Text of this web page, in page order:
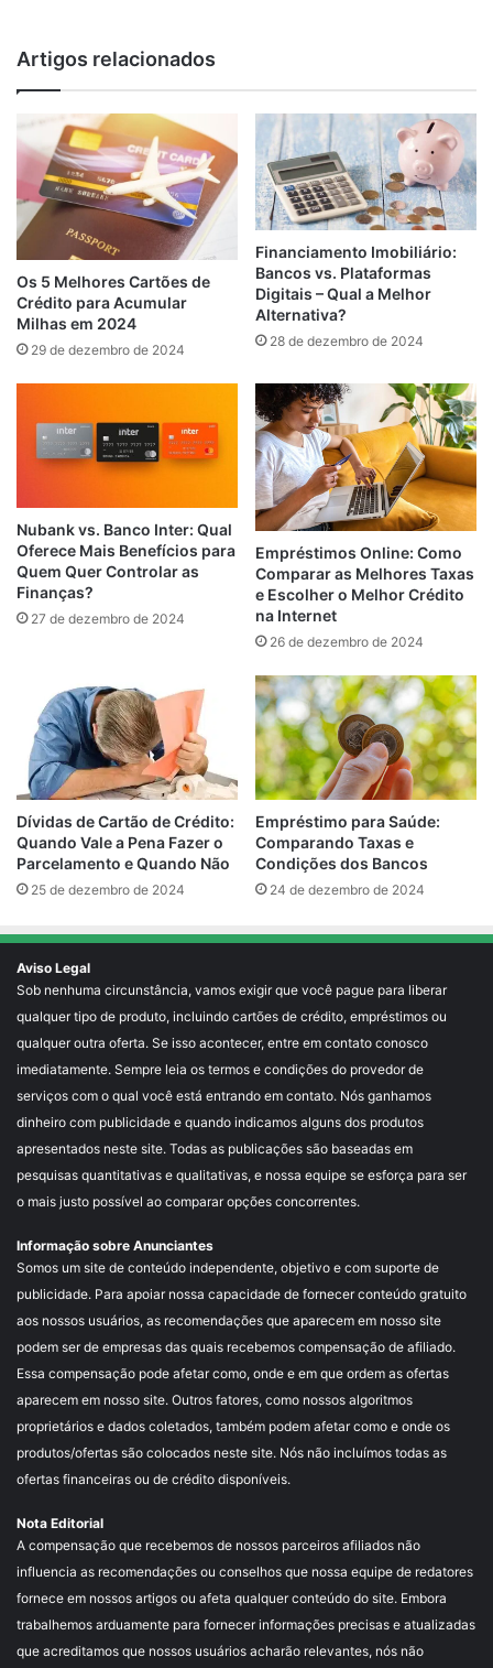
Artigos relacionados
Os 5 Melhores Cartões de
Crédito para Acumular
Milhas em 2024
29 de dezembro de 2024
Financiamento Imobiliário:
Bancos vs. Plataformas
Digitais – Qual a Melhor
Alternativa?
28 de dezembro de 2024
Nubank vs. Banco Inter: Qual
Oferece Mais Benefícios para
Quem Quer Controlar as
Finanças?
27 de dezembro de 2024
Empréstimos Online: Como
Comparar as Melhores Taxas
e Escolher o Melhor Crédito
na Internet
26 de dezembro de 2024
Dívidas de Cartão de Crédito:
Quando Vale a Pena Fazer o
Parcelamento e Quando Não
25 de dezembro de 2024
Empréstimo para Saúde:
Comparando Taxas e
Condições dos Bancos
24 de dezembro de 2024
Aviso Legal
Sob nenhuma circunstância, vamos exigir que você pague para liberar
qualquer tipo de produto, incluindo cartões de crédito, empréstimos ou
qualquer outra oferta. Se isso acontecer, entre em contato conosco
imediatamente. Sempre leia os termos e condições do provedor de
serviços com o qual você está entrando em contato. Nós ganhamos
dinheiro com publicidade e quando indicamos alguns dos produtos
apresentados neste site. Todas as publicações são baseadas em
pesquisas quantitativas e qualitativas, e nossa equipe se esforça para ser
o mais justo possível ao comparar opções concorrentes.
Informação sobre Anunciantes
Somos um site de conteúdo independente, objetivo e com suporte de
publicidade. Para apoiar nossa capacidade de fornecer conteúdo gratuito
aos nossos usuários, as recomendações que aparecem em nosso site
podem ser de empresas das quais recebemos compensação de afiliado.
Essa compensação pode afetar como, onde e em que ordem as ofertas
aparecem em nosso site. Outros fatores, como nossos algoritmos
proprietários e dados coletados, também podem afetar como e onde os
produtos/ofertas são colocados neste site. Nós não incluímos todas as
ofertas financeiras ou de crédito disponíveis.
Nota Editorial
A compensação que recebemos de nossos parceiros afiliados não
influencia as recomendações ou conselhos que nossa equipe de redatores
fornece em nossos artigos ou afeta qualquer conteúdo do site. Embora
trabalhemos arduamente para fornecer informações precisas e atualizadas
que acreditamos que nossos usuários acharão relevantes, nós não